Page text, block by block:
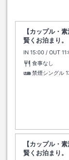
【カップル・
賢くお泊まり
IN チェックイン
15:00 / OUT チ
食事なし
禁煙シングル
【カップル・
賢くお泊まり